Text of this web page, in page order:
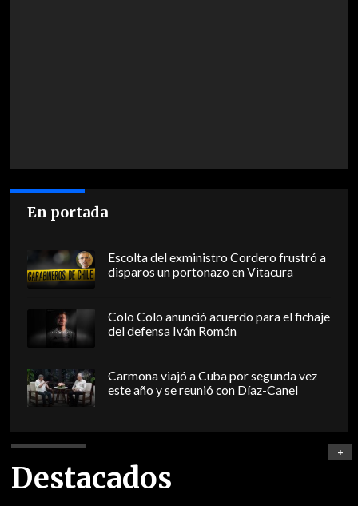
En portada
Escolta del exministro Cordero frustró a
disparos un portonazo en Vitacura
Colo Colo anunció acuerdo para el fichaje
del defensa Iván Román
Carmona viajó a Cuba por segunda vez
este año y se reunió con Díaz-Canel
Destacados
+